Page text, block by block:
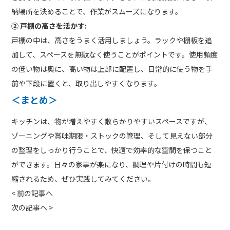
納場所を決めることで、作業がスムーズになります。
② 戸棚の高さを活かす:
戸棚の中は、高さをうまく活用しましょう。ラックや棚板を追
加して、スペースを無駄なく使うことがポイントです。使用頻度
の低い物は奥に、高い物は上部に配置し、日常的に使う物を手
前や下段に置くと、取り出しやすくなります。
＜まとめ＞
キッチンは、物が増えやすく散らかりやすいスペースですが、
ゾーニングや賞味期限・ストックの管理、そして見えない部分
の整理をしっかり行うことで、快適で効率的な空間を保つこと
ができます。日々の家事が楽になり、調理や片付けの時間も短
縮されるため、ぜひ実践してみてください。
< 前の記事へ
次の記事へ >